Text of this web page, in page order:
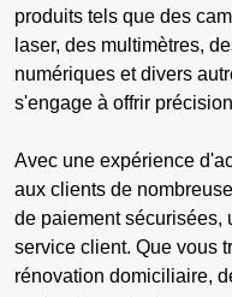
produits tels que des
laser, des multimètres,
numériques et divers
s'engage à offrir
Avec une expérience
aux clients de
de paiement sécurisées,
service client. Que vous
rénovation domiciliaire,